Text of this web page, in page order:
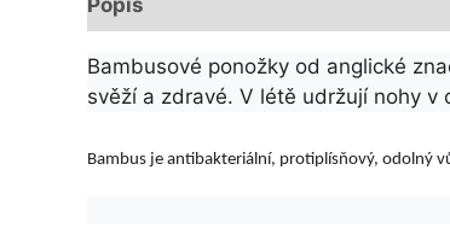
Popis
Bambusové ponožky od anglické
svěží a zdravé. V létě udržují nohy v
Bambus je antibakteriální, protiplísňový, odolný